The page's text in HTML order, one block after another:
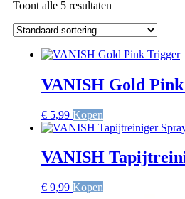
Toont alle 5 resultaten
VANISH Gold
€ 5,99 Kopen
VANISH
€ 9,99 Kopen